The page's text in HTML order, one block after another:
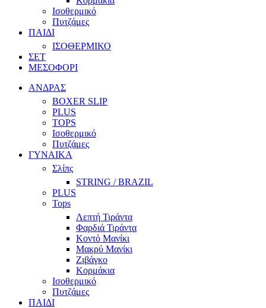
Ισοθερμικό
Πυτζάμες
ΠΑΙΔΙ
ΙΣΟΘΕΡΜΙΚΟ
ΣΕΤ
ΜΕΣΟΦΟΡΙ
ΑΝΔΡΑΣ
BOXER SLIP
PLUS
TOPS
Ισοθερμικό
Πυτζάμες
ΓΥΝΑΙΚΑ
Σλίπς
STRING / BRAZIL
PLUS
Tops
Λεπτή Τιράντα
Φαρδιά Τιράντα
Κοντό Μανίκι
Μακρύ Μανίκι
Ζιβάγκο
Κορμάκια
Ισοθερμικό
Πυτζάμες
ΠΑΙΔΙ